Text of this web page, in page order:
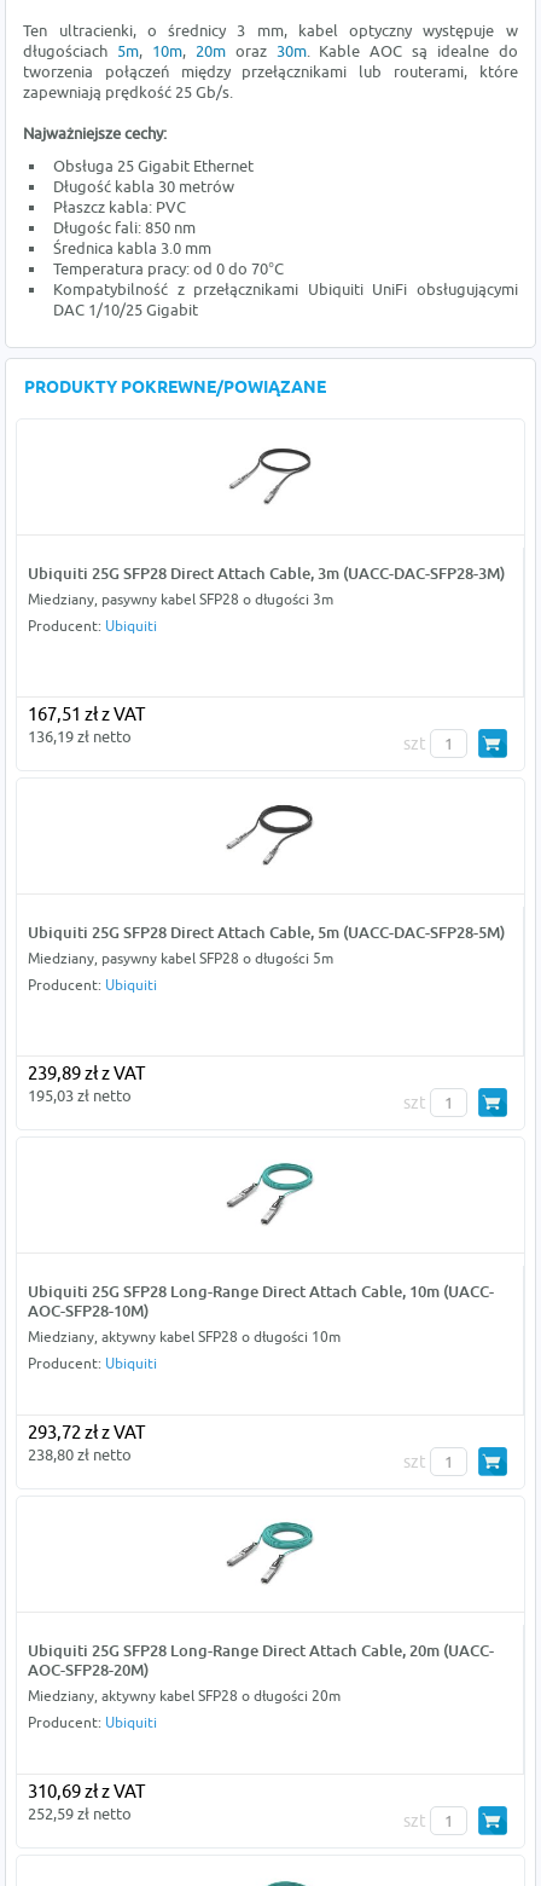
Ten ultracienki, o średnicy 3 mm, kabel optyczny występuje w
długościach 5m, 10m, 20moraz 30m. Kable AOC są idealne do
tworzenia połączeń między przełącznikami lub routerami, które
zapewniają prędkość 25 Gb/s.
Najważniejsze cechy:
Obsługa 25 Gigabit Ethernet
Długość kabla 30 metrów
Płaszcz kabla: PVC
Długośc fali: 850 nm
Średnica kabla 3.0 mm
Temperatura pracy: od 0 do 70°C
Kompatybilność z przełącznikami Ubiquiti UniFi obsługującymi
DAC 1/10/25 Gigabit
PRODUKTY POKREWNE/POWIĄZANE
Ubiquiti 25G SFP28 Direct Attach Cable, 3m (UACC-DAC-SFP28-3M)
Miedziany, pasywny kabel SFP28 o długości 3m
Producent: Ubiquiti
167,51 zł z VAT
136,19 zł netto szt
Ubiquiti 25G SFP28 Direct Attach Cable, 5m (UACC-DAC-SFP28-5M)
Miedziany, pasywny kabel SFP28 o długości 5m
Producent: Ubiquiti
239,89 zł z VAT
195,03 zł netto szt
Ubiquiti 25G SFP28 Long-Range Direct Attach Cable, 10m (UACC-
AOC-SFP28-10M)
Miedziany, aktywny kabel SFP28 o długości 10m
Producent: Ubiquiti
293,72 zł z VAT
238,80 zł netto szt
Ubiquiti 25G SFP28 Long-Range Direct Attach Cable, 20m (UACC-
AOC-SFP28-20M)
Miedziany, aktywny kabel SFP28 o długości 20m
Producent: Ubiquiti
310,69 zł z VAT
252,59 zł netto szt